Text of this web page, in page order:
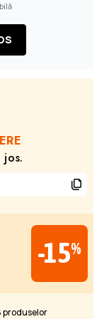
-15%
produselor